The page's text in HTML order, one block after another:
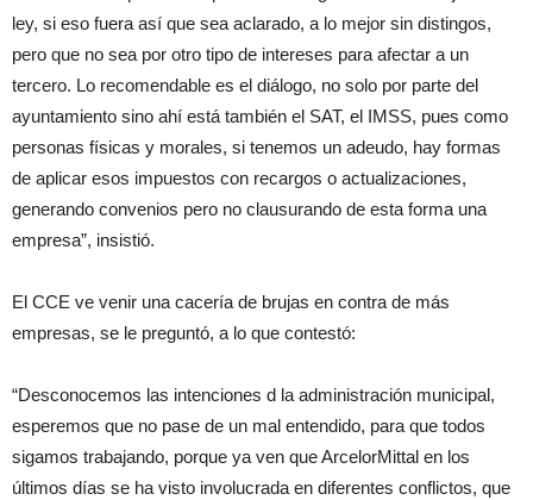
ley, si eso fuera así que sea aclarado, a lo mejor sin distingos,
pero que no sea por otro tipo de intereses para afectar a un
tercero. Lo recomendable es el diálogo, no solo por parte del
ayuntamiento sino ahí está también el SAT, el IMSS, pues como
personas físicas y morales, si tenemos un adeudo, hay formas
de aplicar esos impuestos con recargos o actualizaciones,
generando convenios pero no clausurando de esta forma una
empresa”, insistió.
El CCE ve venir una cacería de brujas en contra de más
empresas, se le preguntó, a lo que contestó:
“Desconocemos las intenciones d la administración municipal,
esperemos que no pase de un mal entendido, para que todos
sigamos trabajando, porque ya ven que ArcelorMittal en los
últimos días se ha visto involucrada en diferentes conflictos, que